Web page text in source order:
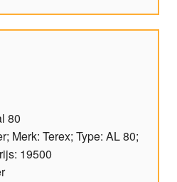
80
Merk: Terex; Type: AL 80;
19500